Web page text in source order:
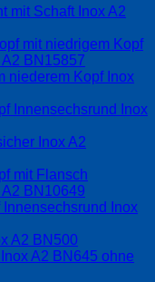
mit Schaft Inox A2
mit niedrigem Kopf
A2 BN15857
niederem Kopf Inox
Innensechsrund Inox
Inox A2
mit Flansch
A2 BN10649
Inox
A2 BN500
A2 BN645 ohne